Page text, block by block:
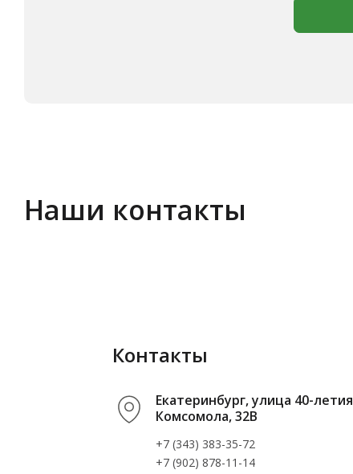
Наши контакты
Контакты
Екатеринбург, улица 40-летия
Комсомола, 32В
+7 (343) 383-35-72
+7 (902) 878-11-14